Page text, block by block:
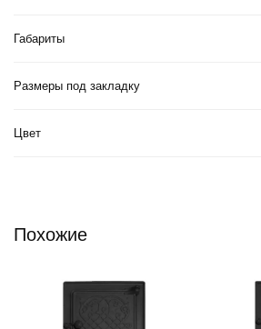
Габариты
Размеры под закладку
Цвет
Похожие